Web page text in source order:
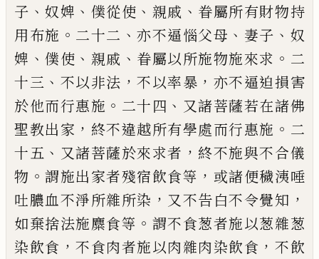
子 、奴婢 、 僕從使 、 親戚 、 眷屬所有財物持
用布施 。 二十二 、亦不逼惱父母 、 妻子 、 奴
婢 、僕使 、 親戚 、 眷屬以所施物施來求 。 二
十三 、 不以非法 ，不以率暴 ， 亦不逼迫損害
於他而行惠施 。 二十四 、 又諸菩薩若在諸佛
聖教出家 ， 終不違越所有學處而行惠施 。 二
十五 、 又諸菩薩於來求者 ， 終不施與不合儀
物 。謂施出家者殘宿飲食等 ， 或諸便穢洟唾
吐膿血不淨所雜所染 ， 又不告白不令覺知 ，
如棄捨法施麋食等 。 謂不食葱者施以葱雜葱
染飲食 ，不食肉者施以肉雜肉染飲食 ， 不飲